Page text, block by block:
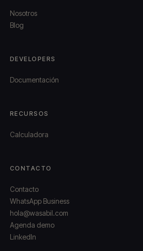
Nosotros
Blog
DEVELOPERS
Documentación
RECURSOS
Calculadora
CONTACTO
Contacto
WhatsApp Business
hola@wasabil.com
Agenda demo
LinkedIn